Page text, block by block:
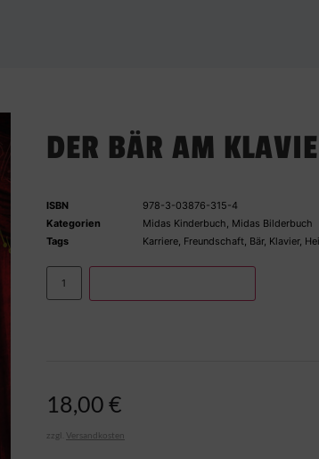
DER BÄR AM
ISBN
978-3-03876-315-4
Kategorien
Midas Kinderbuch, Midas Bilderbuch
Tags
Karriere, Freundschaft, Bär, Klavier,
18,00 €
zzgl. Versandkosten